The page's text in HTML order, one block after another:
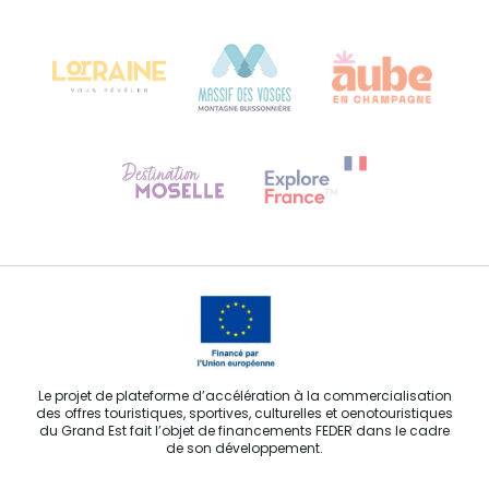
Contactez-nous
Le projet de plateforme d’accélération à la commercialisation
des offres touristiques, sportives, culturelles et oenotouristiques
du Grand Est fait l’objet de financements FEDER dans le cadre
de son développement.